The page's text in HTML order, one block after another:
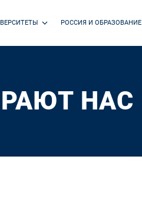
РОССИЯ И ОБРАЗОВАНИЕ
НАС